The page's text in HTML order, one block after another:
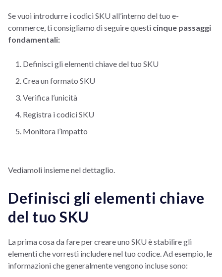
Se vuoi introdurre i codici SKU all’interno del tuo e-
commerce, ti consigliamo di seguire questi cinque passaggi
fondamentali:
Definisci gli elementi chiave del tuo SKU
Crea un formato SKU
Verifica l’unicità
Registra i codici SKU
Monitora l’impatto
Vediamoli insieme nel dettaglio.
Definisci gli elementi chiave
del tuo SKU
La prima cosa da fare per creare uno SKU è stabilire gli
elementi che vorresti includere nel tuo codice. Ad esempio, le
informazioni che generalmente vengono incluse sono: